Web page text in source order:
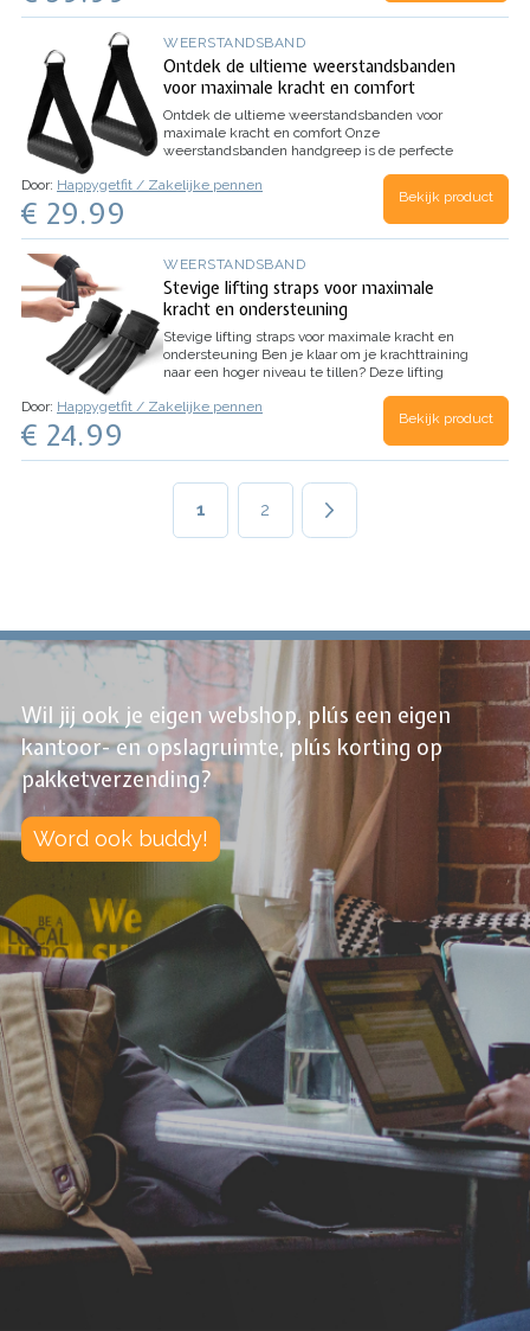
WEERSTANDSBAND
Ontdek de ultieme weerstandsbanden
voor maximale kracht en comfort
Ontdek de ultieme weerstandsbanden voor
maximale kracht en comfort Onze
weerstandsbanden handgreep is de perfecte
fitnessapparaten. Met onze kabelgrepen kun je
aerobe en anaerobe oefeningen verbeteren om
Door: Happygetfit / Zakelijke pennen
€ 29.99 Bekijk product
WEERSTANDSBAND
Stevige lifting straps voor maximale
kracht en ondersteuning
Stevige lifting straps voor maximale kracht en
ondersteuning Ben je klaar om je krachttraining
naar een hoger niveau te tillen? Deze lifting
combinatie van comfort en duurzaamheid, ideaal
Door: Happygetfit / Zakelijke pennen
€ 24.99 Bekijk product
Paginering
Huidige
1 Page
2
Wil jij ook je eigen webshop, plús een eigen
kantoor- en opslagruimte, plús korting op
pakketverzending?
Word ook buddy!